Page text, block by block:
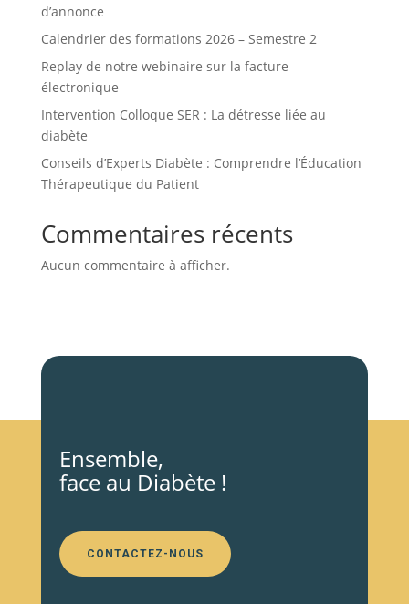
d’annonce
Calendrier des formations 2026 – Semestre 2
Replay de notre webinaire sur la facture
électronique
Intervention Colloque SER : La détresse liée au
diabète
Conseils d’Experts Diabète : Comprendre l’Éducation
Thérapeutique du Patient
Commentaires récents
Aucun commentaire à afficher.
Ensemble,
face au Diabète !
CONTACTEZ-NOUS